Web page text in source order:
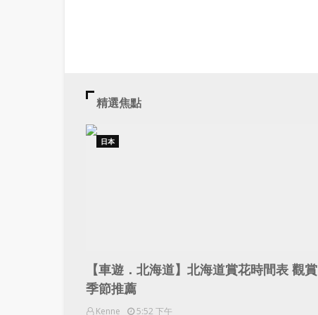
精選焦點
日本
【車遊．北海道】北海道賞花時間表 觀賞
季節推薦
Kenne 5:52 下午